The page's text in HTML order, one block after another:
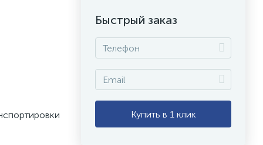
Быстрый заказ
Купить в 1 клик